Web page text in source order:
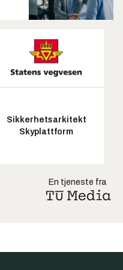
Sikkerhetsarkitekt
Skyplattform
En tjeneste fra